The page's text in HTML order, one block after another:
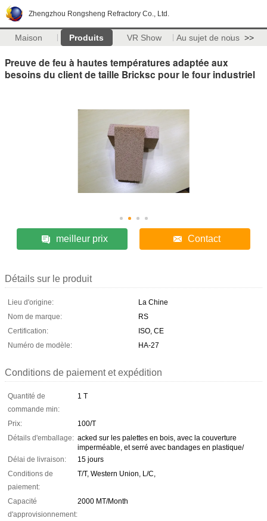
Zhengzhou Rongsheng Refractory Co., Ltd.
Maison Produits VR Show Au sujet de nous >>
Preuve de feu à hautes températures adaptée aux
besoins du client de taille Bricksc pour le four industriel
meilleur prix Contact
Détails sur le produit
Lieu d'origine:
La Chine
Nom de marque:
RS
Certification:
ISO, CE
Numéro de modèle:
HA-27
Conditions de paiement et expédition
Quantité de
commande min:
1 T
Prix:
100/T
Détails d'emballage: acked sur les palettes en bois, avec la couverture
imperméable, et serré avec bandages en plastique/
Délai de livraison:
15 jours
Conditions de
paiement:
T/T, Western Union, L/C,
Capacité
d'approvisionnement:
2000 MT/Month